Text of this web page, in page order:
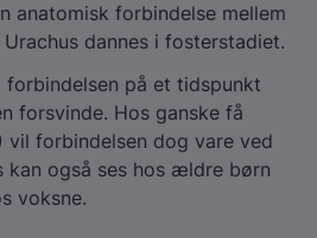
anatomisk forbindelse mellem
dannes i fosterstadiet.
på et tidspunkt
forsvinde. Hos ganske få
vil forbindelsen dog vare ved
kan også ses hos ældre børn
voksne.